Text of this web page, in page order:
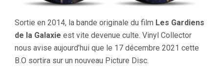
Sortie en 2014, la bande originale du film Les Gardiens
de la Galaxie est vite devenue culte. Vinyl Collector
nous avise aujourd’hui que le 17 décembre 2021 cette
B.O sortira sur un nouveau Picture Disc.